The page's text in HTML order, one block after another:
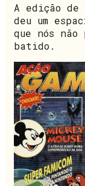
A edição de
deu um
que nós não
batido.